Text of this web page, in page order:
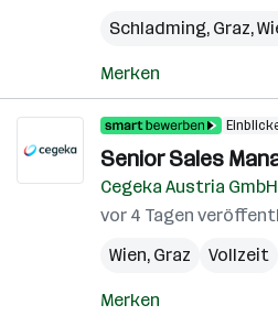
Schladming, Graz,
Merken
Senior Sales
Cegeka Austria GmbH
vor 4 Tagen
Wien, Graz Vollzeit
Merken